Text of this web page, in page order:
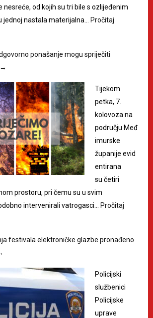
nesreće, od kojih su tri bile s ozlijeđenim
jednoj nastala materijalna… Pročitaj
ponašanje mogu spriječiti
→
Tijekom
petka, 7.
kolovoza na
području Međ
imurske
županije evid
entirana
su četiri
prostoru, pri čemu su u svim
intervenirali vatrogasci… Pročitaj
festivala elektroničke glazbe pronađeno
Policijski
službenici
Policijske
uprave